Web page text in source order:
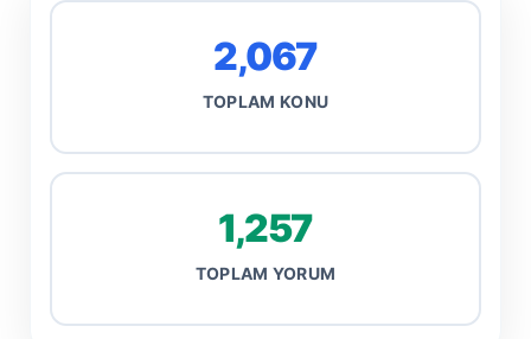
2,067
TOPLAM KONU
1,257
TOPLAM YORUM